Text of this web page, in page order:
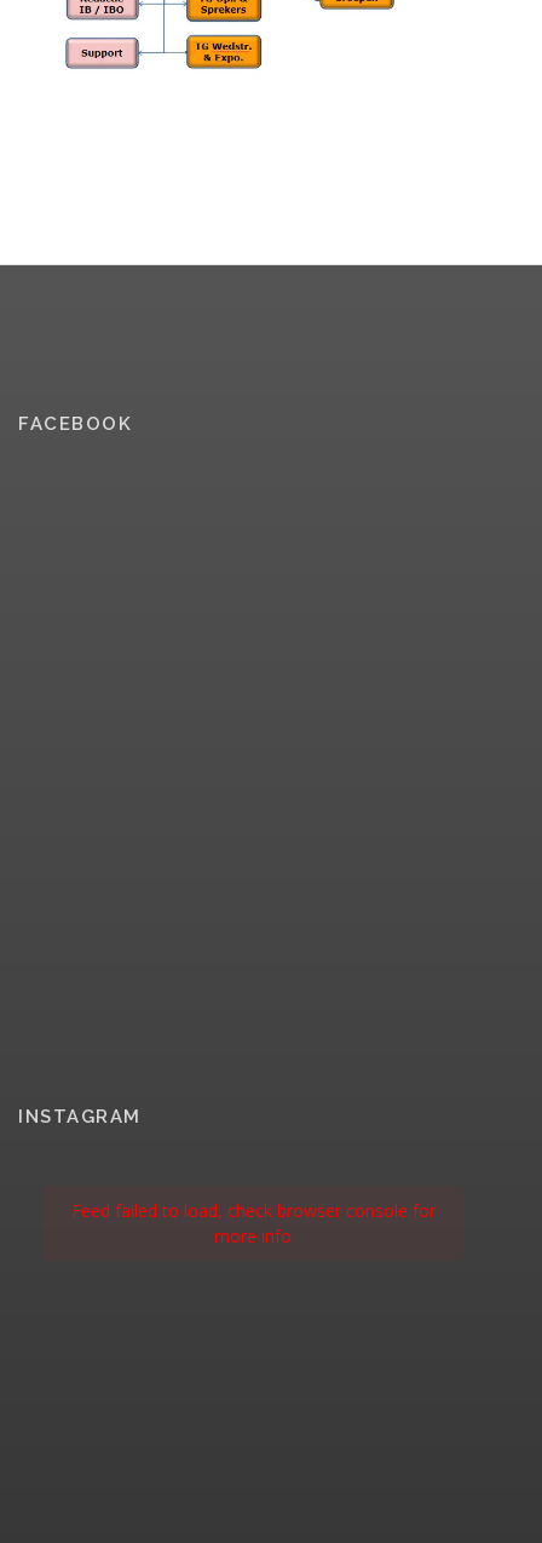
FACEBOOK
INSTAGRAM
Feed failed to load, check browser console for
more info